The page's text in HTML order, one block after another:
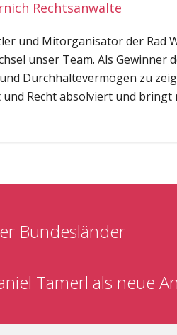
Rechtsanwälte
und Mitorganisator der Rad
unser Team. Als Gewinner
Durchhaltevermögen zu
Recht absolviert und
Bundesländer
Tamerl als neue